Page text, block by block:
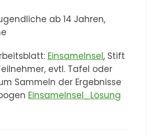
ab 14 Jahren,
EinsameInsel, Stift
evtl. Tafel oder
Sammeln der Ergebnisse
EinsameInsel_Lösung